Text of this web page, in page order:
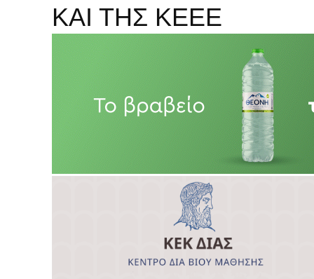
ΚΑΙ ΤΗΣ ΚΕΕΕ